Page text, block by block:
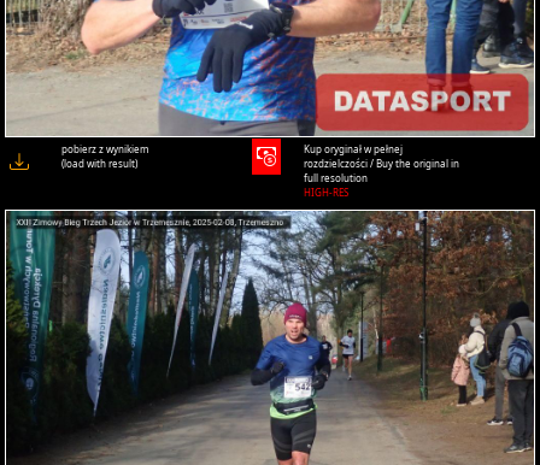
pobierz z wynikiem
(load with result)
Kup oryginał w pełnej
rozdzielczości / Buy the original in
full resolution
HIGH-RES